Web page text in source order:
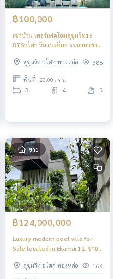
฿100,000
เช่าบ้าน เพอร์เฟคโฮมสุขุมวิท16
BTSอโศก วันแบงค็อก รร.นานาชาติ
PerfectHomeSukhumvit16
BTSAsok OneBangkok
NISTInternationalSchool
สุขุมวิท อโศก ทองหล่อ 388
พื้นที่ : 20.00 ตร.ว.
3 4 3
ขาย
฿124,000,000
Luxury modern pool villa for
Sale located in Ekamai 12. ขาย
Rare Item
สุขุมวิท อโศก ทองหล่อ 166